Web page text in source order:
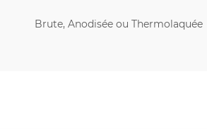
Brute, Anodisée ou Thermolaquée